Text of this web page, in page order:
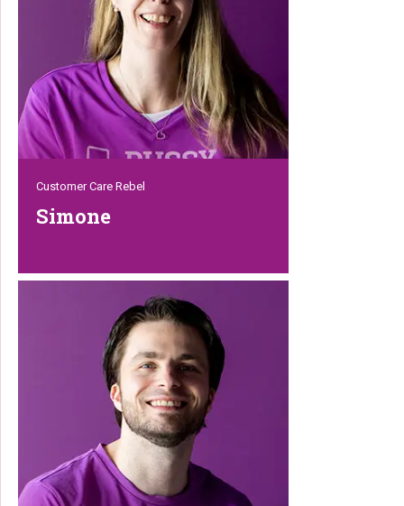
met 3 katten (Tommy, Freddie en Pip)
samenwoont!
Customer Care Rebel
Simone
trouwens ook – zij zijn immers de reden
waarom we zo hard werken met zijn
allen. Een perfectionist op de goede
manier, want ze doet er alles aan om
onze klanten te helpen. En altijd met een
glimlach, want Simone’s levensmotto is:
“Een dag zonder glimlach, is een verloren